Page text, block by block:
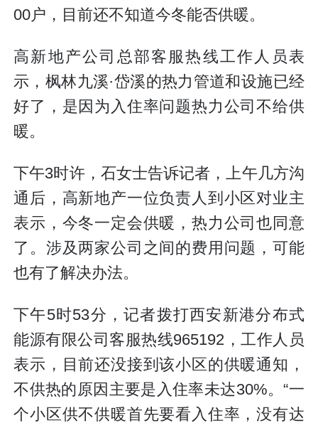
00户，目前还不知道今冬能否供暖。
高新地产公司总部客服热线工作人员表
示，枫林九溪·岱溪的热力管道和设施已经
好了，是因为入住率问题热力公司不给供
暖。
下午3时许，石女士告诉记者，上午几方沟
通后，高新地产一位负责人到小区对业主
表示，今冬一定会供暖，热力公司也同意
了。涉及两家公司之间的费用问题，可能
也有了解决办法。
下午5时53分，记者拨打西安新港分布式
能源有限公司客服热线965192，工作人员
表示，目前还没接到该小区的供暖通知，
不供热的原因主要是入住率未达30%。“一
个小区供不供暖首先要看入住率，没有达